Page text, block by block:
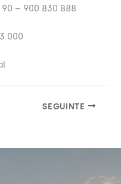
90 – 900 830 888
000
SEGUINTE